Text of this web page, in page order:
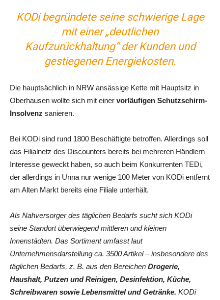
KODi begründete seine schwierige Lage
mit einer „deutlichen
Kaufzurückhaltung“ der Kunden und
gestiegenen Energiekosten.
Die hauptsächlich in NRW ansässige Kette mit Hauptsitz in
Oberhausen wollte sich mit einer vorläufigen Schutzschirm-
Insolvenz sanieren.
Bei KODi sind rund 1800 Beschäftigte betroffen. Allerdings soll
das Filialnetz des Discounters bereits bei mehreren Händlern
Interesse geweckt haben, so auch beim Konkurrenten TEDi,
der allerdings in Unna nur wenige 100 Meter von KODi entfernt
am Alten Markt bereits eine Filiale unterhält.
Als Nahversorger des täglichen Bedarfs sucht sich KODi
seine Standort überwiegend mittleren und kleinen
Innenstädten. Das Sortiment umfasst laut
Unternehmensdarstellung ca. 3500 Artikel – insbesondere des
täglichen Bedarfs, z. B. aus den Bereichen Drogerie,
Haushalt, Putzen und Reinigen, Desinfektion, Küche,
Schreibwaren sowie Lebensmittel und Getränke. KODi